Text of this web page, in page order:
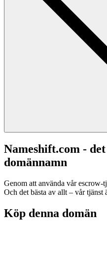
Nameshift.com -
domännamn
Genom att använda vår escrow-
Och det bästa av allt – vår
Köp denna domän